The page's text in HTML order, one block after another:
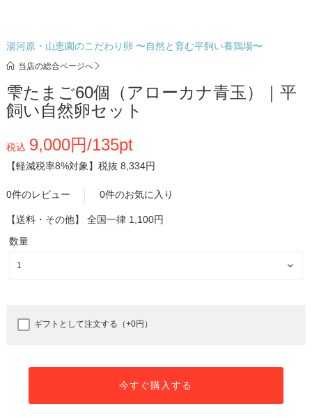
湯河原・山恵園のこだわり卵 〜自然と育む平飼い養鶏場〜
当店の総合ページへ
雫たまご60個（アローカナ青玉）｜平
飼い自然卵セット
税込 9,000円/135pt
【軽減税率8%対象】 税抜 8,334円
0件のレビュー 0件のお気に入り
【送料・その他】 全国一律 1,100円
数量
ギフトとして注文する（+0円）
今すぐ購入する